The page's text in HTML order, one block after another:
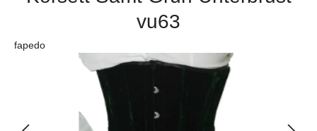
vu63
fapedo
Bildergalerie überspringen